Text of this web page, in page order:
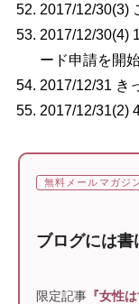
2017/12/30(3)
2017/12/30(4)
ード申請を開
2017/12/31 き
2017/12/31(2)
無料メールマガジ
ブログには書
限定記事 『女性